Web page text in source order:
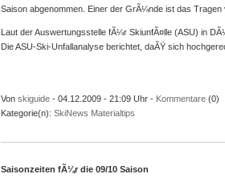
Saison abgenommen. Einer der GrÃ¼nde ist das
Laut der Auswertungsstelle fÃ¼r SkiunfÃ¤lle (ASU) in
Die ASU-Ski-Unfallanalyse berichtet, daÃŸ sich
Von skiguide- 04.12.2009 - 21:09 Uhr - Kommentare(0)
Kategorie(n): SkiNews Materialtips
Saisonzeiten fÃ¼r die 09/10 Saison